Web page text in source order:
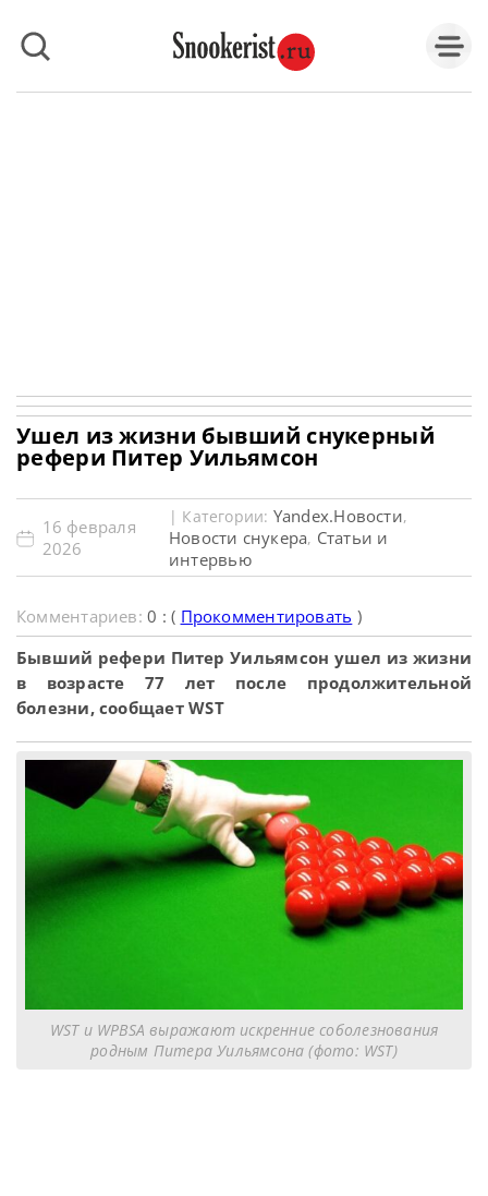
Ушел из жизни бывший снукерный
рефери Питер Уильямсон
16 февраля
2026
| Категории: Yandex.Новости,
Новости снукера, Статьи и
интервью
Комментариев:0 : ( Прокомментировать )
Бывший рефери Питер Уильямсон ушел из жизни
в возрасте 77 лет после продолжительной
болезни, сообщает WST
WST и WPBSA выражают искренние соболезнования
родным Питера Уильямсона (фото: WST)